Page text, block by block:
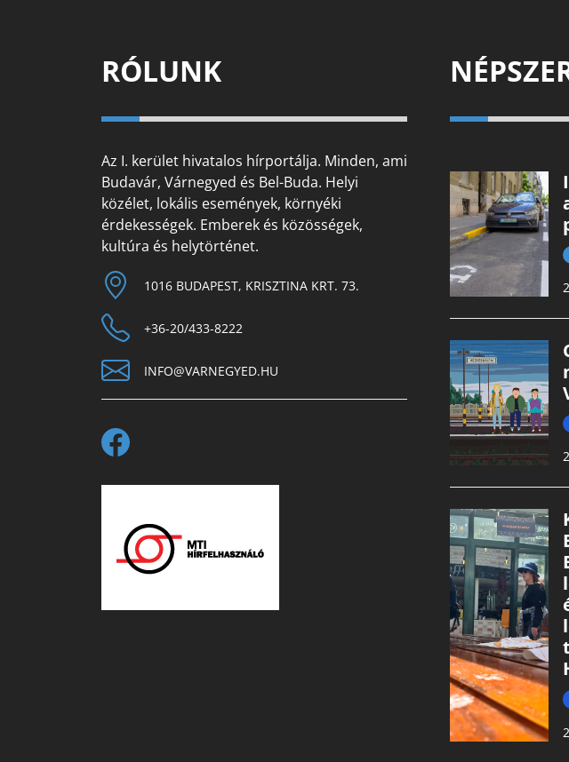
RÓLUNK
Az I. kerület hivatalos hírportálja. Minden, ami
Budavár, Várnegyed és Bel-Buda. Helyi
közélet, lokális események, környéki
érdekességek. Emberek és közösségek,
kultúra és helytörténet.
1016 BUDAPEST, KRISZTINA KRT. 73.
+36-20/433-8222
INFO@VARNEGYED.HU